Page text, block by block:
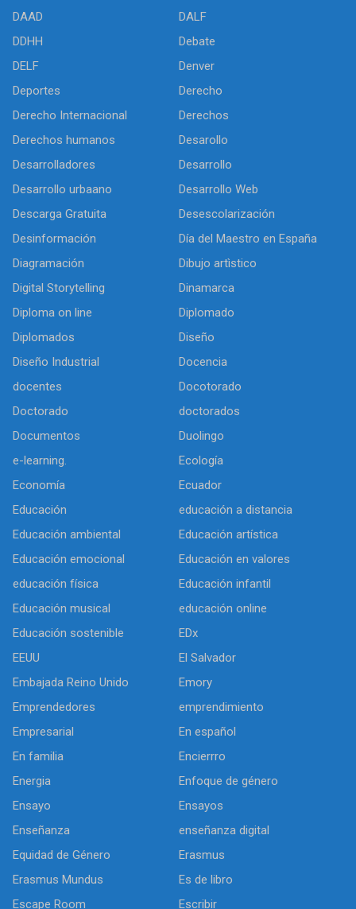
DAAD
DALF
DDHH
Debate
DELF
Denver
Deportes
Derecho
Derecho Internacional
Derechos
Derechos humanos
Desarollo
Desarrolladores
Desarrollo
Desarrollo urbaano
Desarrollo Web
Descarga Gratuita
Desescolarización
Desinformación
Día del Maestro en España
Diagramación
Dibujo artìstico
Digital Storytelling
Dinamarca
Diploma on line
Diplomado
Diplomados
Diseño
Diseño Industrial
Docencia
docentes
Docotorado
Doctorado
doctorados
Documentos
Duolingo
e-learning.
Ecología
Economía
Ecuador
Educación
educación a distancia
Educación ambiental
Educación artística
Educación emocional
Educación en valores
educación física
Educación infantil
Educación musical
educación online
Educación sostenible
EDx
EEUU
El Salvador
Embajada Reino Unido
Emory
Emprendedores
emprendimiento
Empresarial
En español
En familia
Encierrro
Energia
Enfoque de género
Ensayo
Ensayos
Enseñanza
enseñanza digital
Equidad de Género
Erasmus
Erasmus Mundus
Es de libro
Escape Room
Escribir